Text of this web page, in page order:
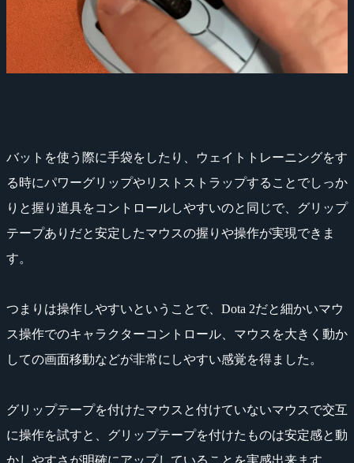
バットを使う際に手袋をしたり、ウェイトトレーニングをす
る時にパワーグリップやリストストラップすることでしっか
りと握り道具をコントロールしやすいのと同じで、グリップ
テープありだと安定したマウスの握りや操作が実現できま
す。
つまりは操作しやすいということで、Dota 2だと細かいマウ
ス操作でのキャラクターコントロール、マウスを大きく動か
しての画面移動などが非常にしやすい感覚を得ました。
グリップテープを付けたマウスと付けていないマウスで交互
に操作を試すと、グリップテープを付けたものは安定感と動
かしやすさが明確にアップしていることを実感出来ます。